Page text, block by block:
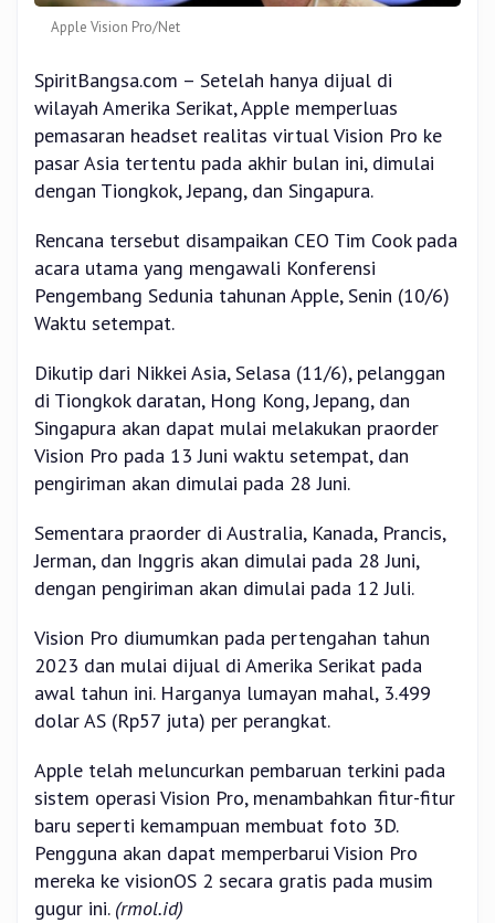
Apple Vision Pro/Net
SpiritBangsa.com – Setelah hanya dijual di
wilayah Amerika Serikat, Apple memperluas
pemasaran headset realitas virtual Vision Pro ke
pasar Asia tertentu pada akhir bulan ini, dimulai
dengan Tiongkok, Jepang, dan Singapura.
Rencana tersebut disampaikan CEO Tim Cook pada
acara utama yang mengawali Konferensi
Pengembang Sedunia tahunan Apple, Senin (10/6)
Waktu setempat.
Dikutip dari Nikkei Asia, Selasa (11/6), pelanggan
di Tiongkok daratan, Hong Kong, Jepang, dan
Singapura akan dapat mulai melakukan praorder
Vision Pro pada 13 Juni waktu setempat, dan
pengiriman akan dimulai pada 28 Juni.
Sementara praorder di Australia, Kanada, Prancis,
Jerman, dan Inggris akan dimulai pada 28 Juni,
dengan pengiriman akan dimulai pada 12 Juli.
Vision Pro diumumkan pada pertengahan tahun
2023 dan mulai dijual di Amerika Serikat pada
awal tahun ini. Harganya lumayan mahal, 3.499
dolar AS (Rp57 juta) per perangkat.
Apple telah meluncurkan pembaruan terkini pada
sistem operasi Vision Pro, menambahkan fitur-fitur
baru seperti kemampuan membuat foto 3D.
Pengguna akan dapat memperbarui Vision Pro
mereka ke visionOS 2 secara gratis pada musim
gugur ini. (rmol.id)